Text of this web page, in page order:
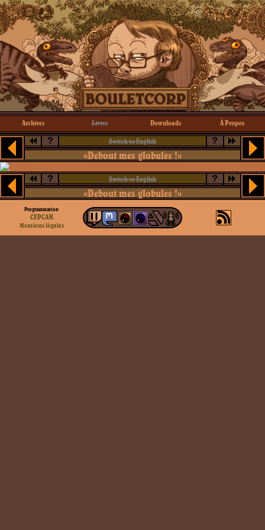
Archives Livres Downloads À Propos
? Switch to English ?
«Debout mes globules !»
? Switch to English ?
«Debout mes globules !»
Programmation
CEPCAM
Mentions légales